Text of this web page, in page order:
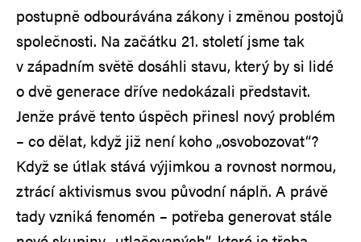
postupně odbourávána zákony i změnou postojů
společnosti. Na začátku 21. století jsme tak
v západním světě dosáhli stavu, který by si lidé
o dvě generace dříve nedokázali představit.
Jenže právě tento úspěch přinesl nový problém
– co dělat, když již není koho „osvobozovat“?
Když se útlak stává výjimkou a rovnost normou,
ztrácí aktivismus svou původní náplň. A právě
tady vzniká fenomén – potřeba generovat stále